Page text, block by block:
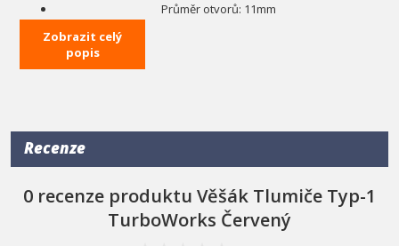
Průměr otvorů: 11mm
Zobrazit celý
popis
Recenze
0 recenze produktu Věšák Tlumiče Typ-1
TurboWorks Červený